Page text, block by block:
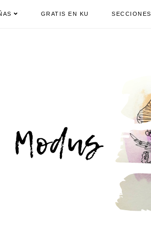
GRATIS EN KU SECCIONES